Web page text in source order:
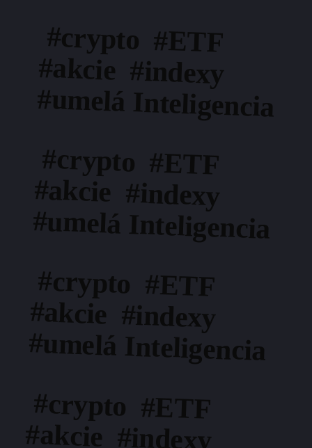
#crypto #ETF
#akcie #indexy
#umelá Inteligencia
#crypto #ETF
#akcie #indexy
#umelá Inteligencia
#crypto #ETF
#akcie #indexy
#umelá Inteligencia
#crypto #ETF
#akcie #indexy